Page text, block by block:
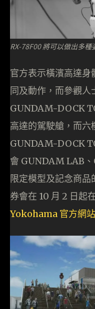
RX-78F00 將可以做出多種
官方表示橫濱高達身
同及動作，而參觀人
GUNDAM-DOCK
高達的駕駛艙，而六
GUNDAM-DOCK
會 GUNDAM LAB
限定模型及記念商
券會在 10 月 2 日起
Yokohama 官方網站